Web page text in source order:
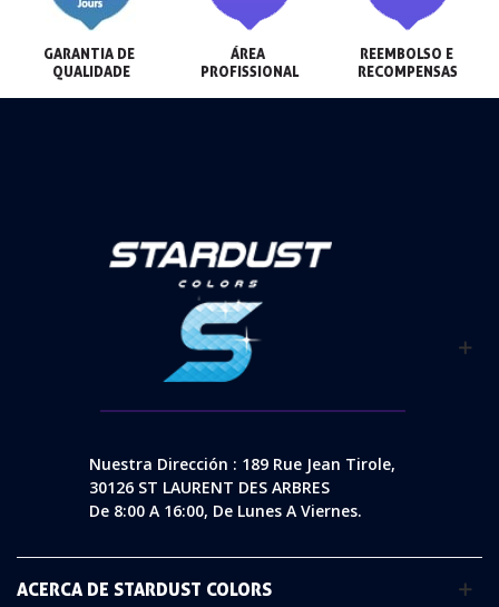
GARANTIA DE
QUALIDADE
ÁREA
PROFISSIONAL
REEMBOLSO E
RECOMPENSAS
Nuestra Dirección : 189 Rue Jean Tirole,
30126 ST LAURENT DES ARBRES
De 8:00 A 16:00, De Lunes A Viernes.
ACERCA DE STARDUST COLORS